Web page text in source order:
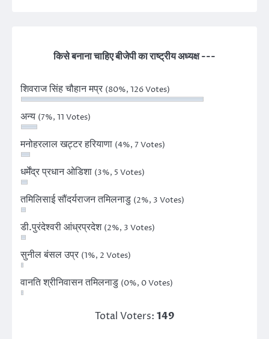
किसे बनाना चाहिए बीजेपी का राष्ट्रीय अध्यक्ष ---
शिवराज सिंह चौहान मप्र (80%, 126 Votes)
अन्य (7%, 11 Votes)
मनोहरलाल खट्टर हरियाणा (4%, 7 Votes)
धर्मेंद्र प्रधान ओडिशा (3%, 5 Votes)
तमिलिसाई सौंदर्यराजन तमिलनाडु (2%, 3 Votes)
डी.पुरंदेश्वरी आंध्रप्रदेश (2%, 3 Votes)
सुनील बंसल उप्र (1%, 2 Votes)
वानति श्रीनिवासन तमिलनाडु (0%, 0 Votes)
Total Voters: 149